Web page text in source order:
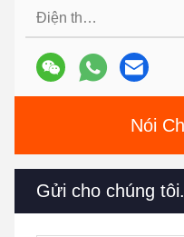
Điện thoại:
Nói
Gửi cho chúng tôi.